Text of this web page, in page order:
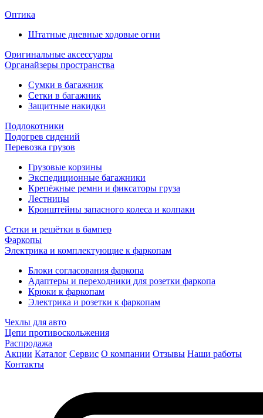
Оптика
Штатные дневные ходовые огни
Оригинальные аксессуары
Органайзеры пространства
Сумки в багажник
Сетки в багажник
Защитные накидки
Подлокотники
Подогрев сидений
Перевозка грузов
Грузовые корзины
Экспедиционные багажники
Крепёжные ремни и фиксаторы груза
Лестницы
Кронштейны запасного колеса и колпаки
Сетки и решётки в бампер
Фаркопы
Электрика и комплектующие к фаркопам
Блоки согласования фаркопа
Адаптеры и переходники для розетки фаркопа
Крюки к фаркопам
Электрика и розетки к фаркопам
Чехлы для авто
Цепи противоскольжения
Распродажа
Акции Каталог Сервис О компании Отзывы Наши работы
Контакты